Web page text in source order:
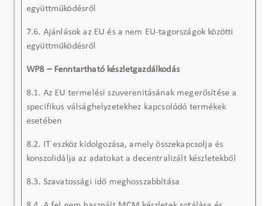
együttműködésről
7.6. Ajánlások az EU és a nem EU-tagországok közötti
együttműködésről
WP8 – Fenntartható készletgazdálkodás
8.1. Az EU termelési szuverenitásának megerősítése a
specifikus válsághelyzetekhez kapcsolódó termékek
esetében
8.2. IT eszköz kidolgozása, amely összekapcsolja és
konszolidálja az adatokat a decentralizált készletekből
8.3. Szavatossági idő meghosszabbítása